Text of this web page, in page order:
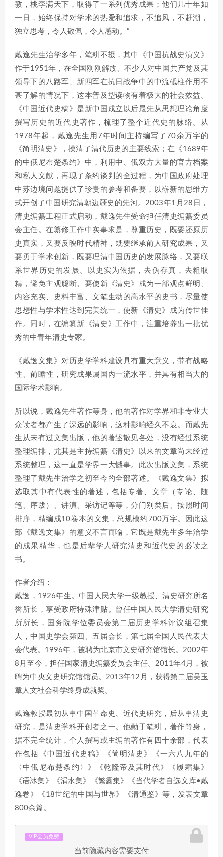
教，桃李满天下，取得了一系列优秀成果；他们几十年如
一日，始终保持对学术的热爱和追求，不追风，不赶潮，
独立思考，令人敬佩，令人感动。”
戴逸先生治学多年，笔耕不辍，其中《中国抗战史演义》
作于1951年，在全国刚刚解放、不少人对中国共产党及其
领导下的八路军、新四军在抗日战争中的中流砥柱作用不
甚了解的情况下，这本普及型读物有着极大的社会效益。
《中国近代史稿》是新中国成立以后最先从思想理论角度
撰写历史的近代史著作，梳理了整个近代史的脉络。从
1978年起，戴逸先生用7年时间主持编写了70余万字的
《简明清史》，摸清了清代历史的主要线索；在《1689年
的中俄尼布楚条约》中，利用中、俄双方大量的官方档案
和私人文献，再现了条约谈判的全过程，为中国政府处理
中苏边境问题提供了珍贵的参考和备要，以崭新的思维方
式开创了中国研究清朝边疆史的先河。2003年1月28日，
清史编纂工程正式启动，戴逸先生受命担任清史编纂委员
会主任。在纂修工作中实事求是，尊重历史，既要还原历
史真实，又要反映时代精神，既要继承前人研究成果，又
要勇于学术创新，既要理清中国历史的发展脉络，又要联
系世界历史的发展。以史实为依据，去伪存真，去粗取
精，避免主观臆断。要使新《清史》成为一部观点鲜明、
内容充实、史料丰富、文笔生动的高水平的史书，尽量使
思想性与学术性达到完美统一，使新《清史》成为传世佳
作。同时，在编纂新《清史》工作中，注重培养出一批优
秀的中青年清史专家。
《戴逸文集》对历史学学科建设具有重大意义，带有战略
性、前瞻性，研究成果属国内一流水平，并具有相当大的
国际学术影响。
所以说，戴逸先生著作等身，他的著作对学界和非专业大
众读者都产生了深远的影响，这种影响经久不衰。而戴先
生从未有过文集出版，他的著述散见各处，没有经过系统
整理编排，尤其是主持编纂《清史》以来的文章尚未经过
系统整理，这一直是学界一大憾事。此次出版文集，系统
整理了戴先生治学之初至今的全部著述。《戴逸文集》拟
选取其中有代表性的著述，包括专著、文章（专论、随
笔、序跋）、讲演、采访记等等，分门别类后、按照时间
排序，精编成10卷本的文集，总规模约700万字。因此这
部《戴逸文集》的意义不言而喻，它既是戴先生多年治学
的成果精华，也是后辈学人研究清史和近代史的必读之
书。
作者介绍：
戴逸，1926年生。中国人民大学一级教授、清史研究所名
誉所长，享受政府特殊津贴。曾任中国人民大学清史研究
所所长，国务院学位委员会第二届历史学科评议组召集
人，中国史学会第四、五届会长，第七届全国人民代表大
会代表。1996年，被聘为北京市文史研究馆馆长。2002年
8月至今，担任国家清史编纂委员会主任。2011年4月，被
聘为中央文史研究馆馆员。2013年12月，获得第二届吴玉
章人文社会科学终身成就奖。
戴逸教授最初从事中国革命史、近代史研究，后从事清史
研究，是清史学科开创者之一。他勤于笔耕，著作等身，
据不完全统计，个人撰写或主编的著作有四十余部，代表
作包括《中国近代史稿》《简明清史》《一六八九年的
〈中俄尼布楚条约〉》《乾隆帝及其时代》《履霜集》
《语冰集》《涓水集》《繁露集》《当代学者自选文库•戴
逸卷》《18世纪的中国与世界》《清通鉴》等，发表文章
800余篇。
VIP会员免费
当前隐藏内容需要支付